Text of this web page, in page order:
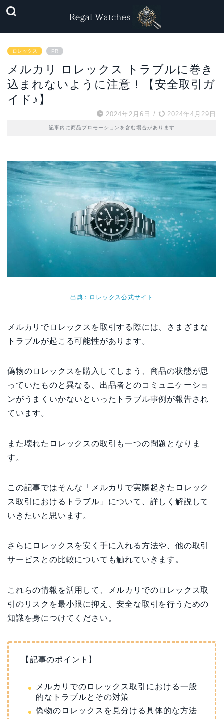
ロレックス PR
メルカリ ロレックス トラブルに巻き
込まれないように注意！【安全取引ガ
イド♪】
2024年2月6日 / 2024年4月29日
記事内に商品プロモーションを含む場合があります
出典：ロレックス公式サイト
メルカリでロレックスを取引する際には、さまざまな
トラブルが起こる可能性があります。
偽物のロレックスを購入してしまう、商品の状態が思
っていたものと異なる、出品者とのコミュニケーショ
ンがうまくいかないといったトラブル事例が報告され
ています。
また壊れたロレックスの取引も一つの問題となりま
す。
この記事ではそんな「メルカリで実際起きたロレック
ス取引におけるトラブル」について、詳しく解説して
いきたいと思います。
さらにロレックスを安く手に入れる方法や、他の取引
サービスとの比較についても触れていきます。
これらの情報を活用して、メルカリでのロレックス取
引のリスクを最小限に抑え、安全な取引を行うための
知識を身につけてください。
【記事のポイント】
メルカリでのロレックス取引における一般
的なトラブルとその対策
偽物のロレックスを見分ける具体的な方法